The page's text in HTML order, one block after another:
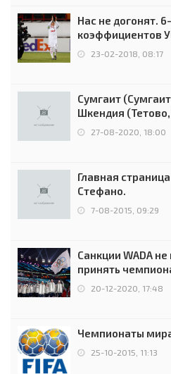
Нас не догонят.
коэффициентов
Россией
23-02-2018, 08:17
Сумгаит
Шкендия
0:2 (0:0)
27-08-2020, 18:00
Главная
Стефано.
7-08-2015, 09:29
Санкции WADA
принять
чемпионов.
20-12-2020, 17:48
Чемпионаты
25-10-2015, 11:13